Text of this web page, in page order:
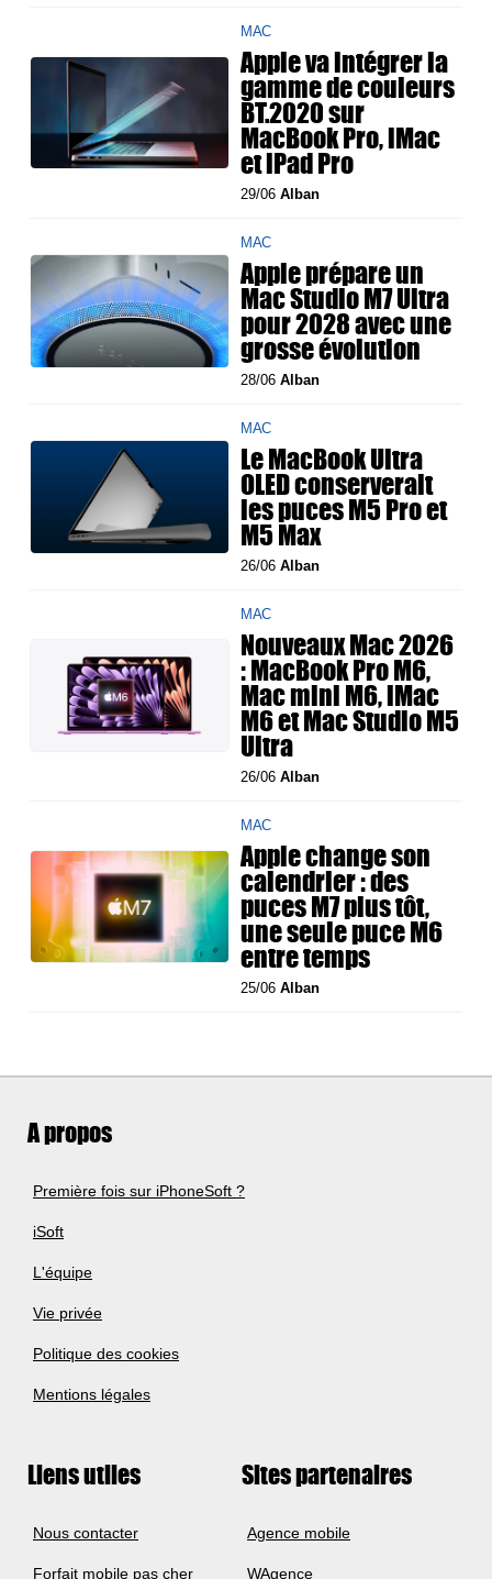
MAC
Apple va intégrer la
gamme de couleurs
BT.2020 sur
MacBook Pro, iMac
et iPad Pro
29/06Alban
MAC
Apple prépare un
Mac Studio M7 Ultra
pour 2028 avec une
grosse évolution
28/06Alban
MAC
Le MacBook Ultra
OLED conserverait
les puces M5 Pro et
M5 Max
26/06Alban
MAC
Nouveaux Mac 2026
: MacBook Pro M6,
Mac mini M6, iMac
M6 et Mac Studio M5
Ultra
26/06Alban
MAC
Apple change son
calendrier : des
puces M7 plus tôt,
une seule puce M6
entre temps
25/06Alban
A propos
Première fois sur iPhoneSoft ?
iSoft
L'équipe
Vie privée
Politique des cookies
Mentions légales
Liens utiles
Nous contacter
Forfait mobile pas cher
Sites partenaires
Agence mobile
WAgence